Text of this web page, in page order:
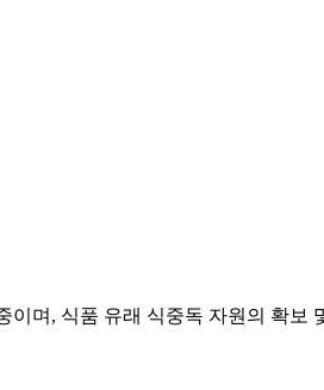
며, 식품 유래 식중독 자원의 확